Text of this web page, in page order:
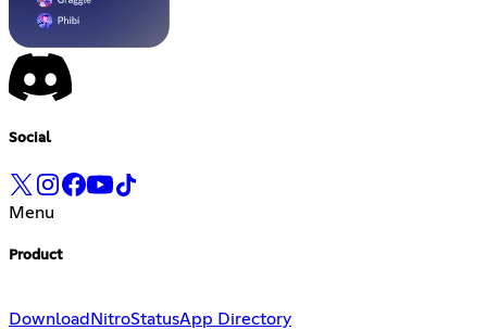
Social
Menu
Product
Download NitroStatusApp Directory